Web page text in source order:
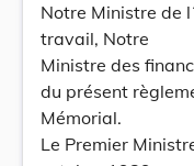
Notre Ministre de
travail, Notre
Ministre des
du présent
Mémorial.
Le Premier